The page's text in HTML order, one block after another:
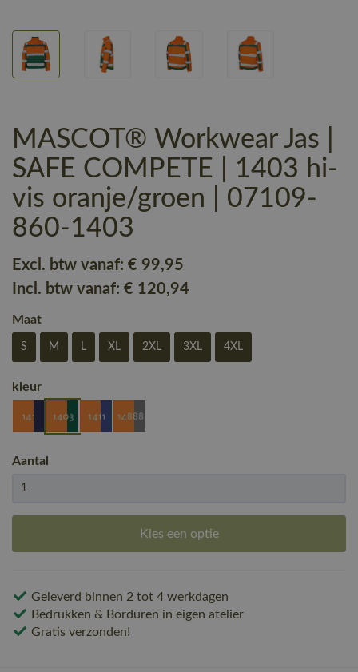
MASCOT® Workwear Jas |
SAFE COMPETE | 1403 hi-
vis oranje/groen | 07109-
860-1403
Excl. btw vanaf: € 99,95
Incl. btw vanaf: € 120,94
Maat
S M L XL 2XL 3XL 4XL
kleur
Aantal
Kies een optie
Geleverd binnen 2 tot 4 werkdagen
Bedrukken & Borduren in eigen atelier
Gratis verzonden!